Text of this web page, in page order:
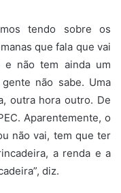
tendo sobre os
que fala que vai
e não tem ainda um
não sabe. Uma
outra hora outro. De
Aparentemente, o
não vai, tem que ter
a renda e a
diz.